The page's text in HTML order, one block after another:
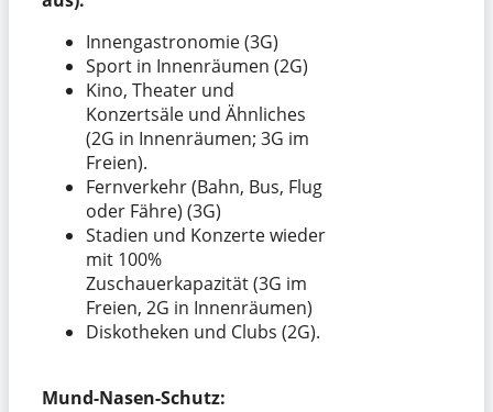
Innengastronomie (3G)
Sport in Innenräumen (2G)
Kino, Theater und
Konzertsäle und Ähnliches
(2G in Innenräumen; 3G im
Freien).
Fernverkehr (Bahn, Bus, Flug
oder Fähre) (3G)
Stadien und Konzerte wieder
mit 100%
Zuschauerkapazität (3G im
Freien, 2G in Innenräumen)
Diskotheken und Clubs (2G).
Mund-Nasen-Schutz: